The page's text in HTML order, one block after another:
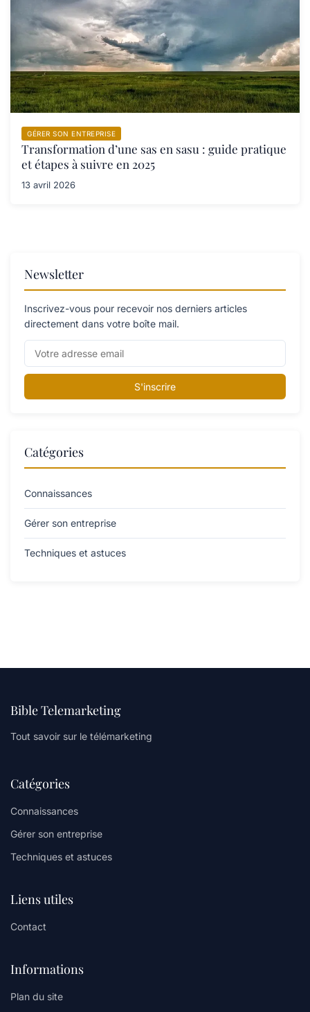
GÉRER SON ENTREPRISE
Transformation d’une sas en sasu : guide pratique
et étapes à suivre en 2025
13 avril 2026
Newsletter
Inscrivez-vous pour recevoir nos derniers articles
directement dans votre boîte mail.
S'inscrire
Catégories
Connaissances
Gérer son entreprise
Techniques et astuces
Bible Telemarketing
Tout savoir sur le télémarketing
Catégories
Connaissances
Gérer son entreprise
Techniques et astuces
Liens utiles
Contact
Informations
Plan du site